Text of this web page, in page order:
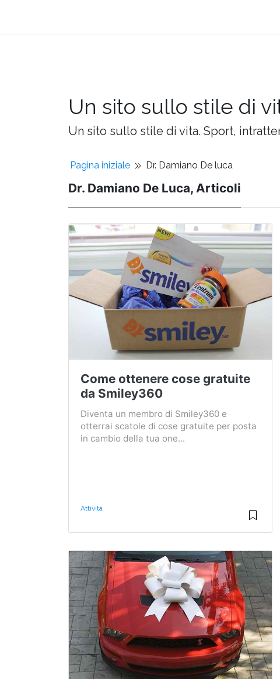
Un sito sullo stile di
Un sito sullo stile di vita. Sport,
Pagina iniziale Dr. Damiano De luca
Dr. Damiano De Luca, Articoli
Come ottenere cose gratuite
da Smiley360
Diventa un membro di Smiley360 e
otterrai scatole di cose gratuite per posta
in cambio della tua one...
Attività